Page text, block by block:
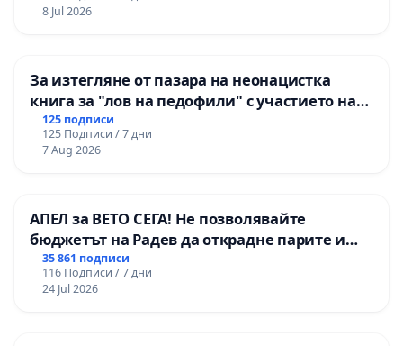
8 Jul 2026
За изтегляне от пазара на неонацистка
книга за "лов на педофили" с участието на
деца
125 подписи
125 Подписи / 7 дни
7 Aug 2026
АПЕЛ за ВЕТО СЕГА! Не позволявайте
бюджетът на Радев да открадне парите и
правата ни в тъмното
35 861 подписи
116 Подписи / 7 дни
24 Jul 2026